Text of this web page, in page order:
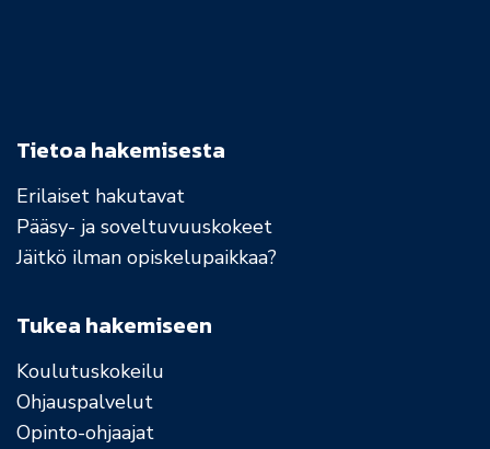
Tietoa hakemisesta
Erilaiset hakutavat
Pääsy- ja soveltuvuuskokeet
Jäitkö ilman opiskelupaikkaa?
Tukea hakemiseen
Koulutuskokeilu
Ohjauspalvelut
Opinto-ohjaajat